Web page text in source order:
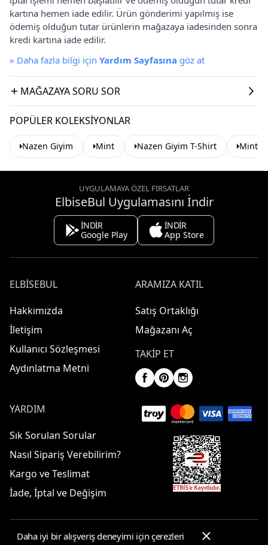
kartına hemen iade edilir. Ürün gönderimi yapılmış ise
ödemiş olduğun tutar ürünlerin mağazaya iadesinden sonra
kredi kartına iade edilir.
» Daha fazla bilgi için Yardım Sayfasına göz at
MAĞAZAYA SORU SOR
POPÜLER KOLEKSIYONLAR
Nazen Giyim Mint Nazen Giyim T-Shirt Mint
UYGULAMAYA ÖZEL FIRSATLAR
ElbiseBul Uygulamasını İndir
İNDİR
Google Play
İNDİR
App Store
ELBISEBUL
Hakkımızda
İletişim
Kullanıcı Sözleşmesi
Aydınlatma Metni
ARAMIZA KATIL
Satış Ortaklığı
Mağazanı Aç
TAKIP ET
YARDIM
Sık Sorulan Sorular
Nasıl Sipariş Verebilirim?
Kargo ve Teslimat
İade, İptal ve Değişim
Daha iyi bir alışveriş deneyimi için çerezleri